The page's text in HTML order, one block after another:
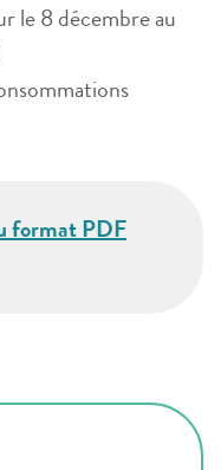
le 8 décembre au
format PDF